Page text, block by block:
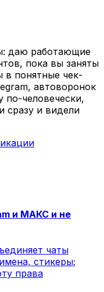
даю работающие
пока вы заняты
в понятные чек-
автоворонок
по-человечески,
сразу и видели
и МАКС и не
чаты
стикеры;
права